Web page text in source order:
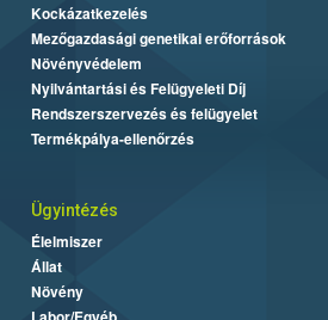
Kockázatkezelés
Mezőgazdasági genetikai erőforrások
Növényvédelem
Nyilvántartási és Felügyeleti Díj
Rendszerszervezés és felügyelet
Termékpálya-ellenőrzés
Ügyintézés
Élelmiszer
Állat
Növény